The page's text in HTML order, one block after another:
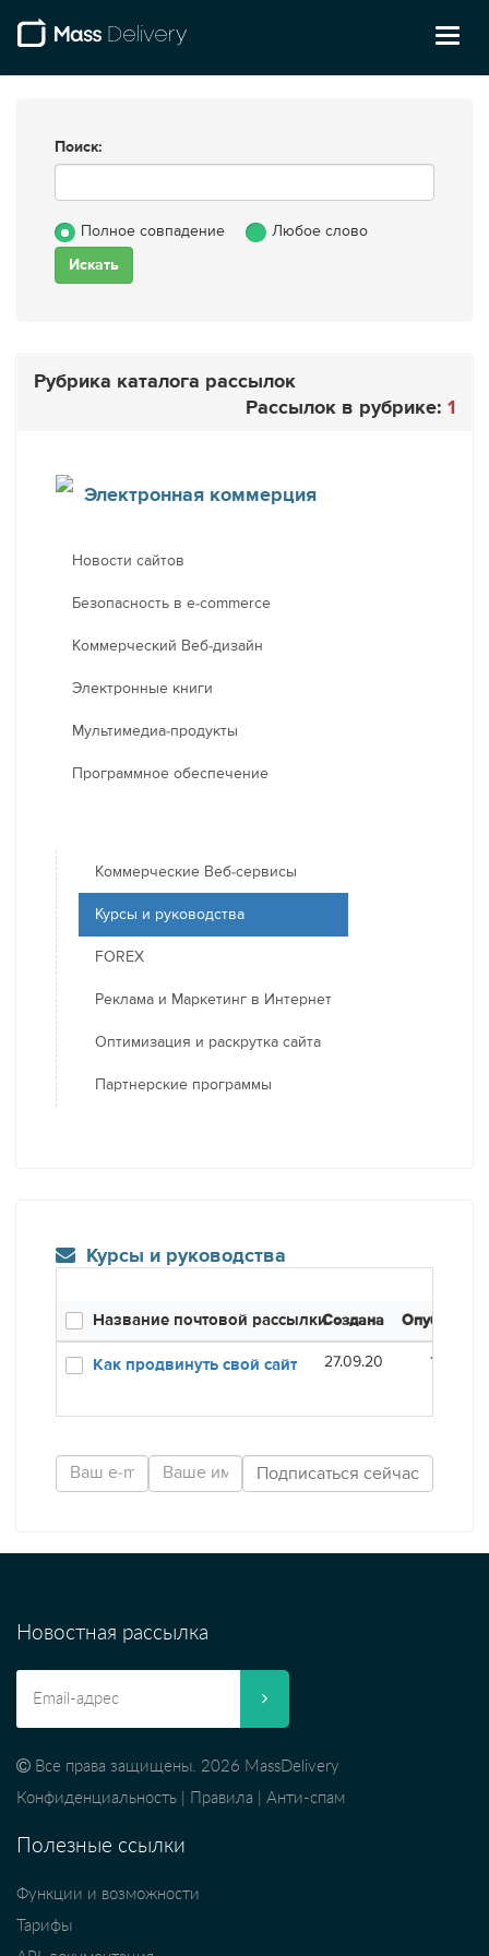
Поиск:
Полное совпадение Любое слово
Рубрика каталога рассылок
Рассылок в рубрике: 1
Электронная коммерция
Новости сайтов
Безопасность в e-commerce
Коммерческий Веб-дизайн
Электронные книги
Мультимедиа-продукты
Программное обеспечение
Коммерческие Веб-сервисы
Курсы и руководства
FOREX
Реклама и Маркетинг в Интернет
Оптимизация и раскрутка сайта
Партнерские программы
Курсы и руководства
Название почтовой рассылкиСоздана
Как продвинуть свой сайт 27.09.20 16.01.21
Новостная рассылка
Все права защищены. 2026 MassDelivery
Конфиденциальность
Правила Анти-спам
Полезные ссылки
Функции и возможности
Тарифы